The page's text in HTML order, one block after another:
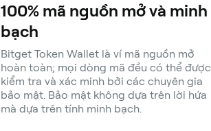
100% mã nguồn mở và minh
bạch
Bitget Token Wallet là ví mã nguồn mở
hoàn toàn; mọi dòng mã đều có thể được
kiểm tra và xác minh bởi các chuyên gia
bảo mật. Bảo mật không dựa trên lời hứa
mà dựa trên tính minh bạch.